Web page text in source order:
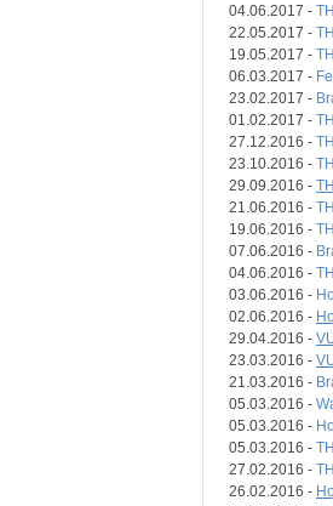
04.06.2017 -
22.05.2017 -
19.05.2017 -
06.03.2017 -
23.02.2017 -
01.02.2017 -
27.12.2016 -
23.10.2016 -
29.09.2016 -
21.06.2016 -
19.06.2016 -
07.06.2016 -
04.06.2016 -
03.06.2016 -
02.06.2016 -
29.04.2016 -
23.03.2016 -
21.03.2016 -
05.03.2016 -
05.03.2016 -
05.03.2016 -
27.02.2016 -
26.02.2016 -